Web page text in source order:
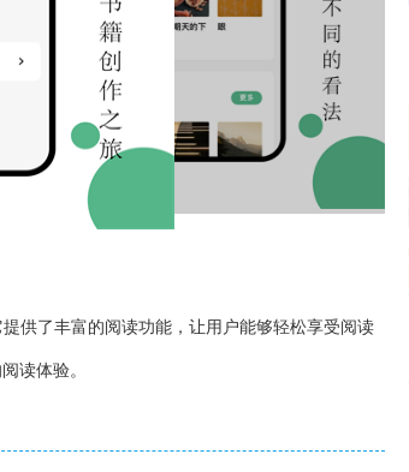
供了丰富的阅读功能，让用户能够轻松享受阅读
读体验。